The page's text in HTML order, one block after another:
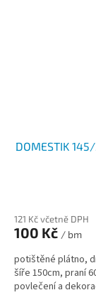
DOMESTIK
121 Kč včetně DPH
100 Kč / bm
potištěné plátno,
šíře 150cm, praní
povlečení a